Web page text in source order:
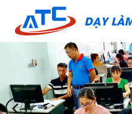
content